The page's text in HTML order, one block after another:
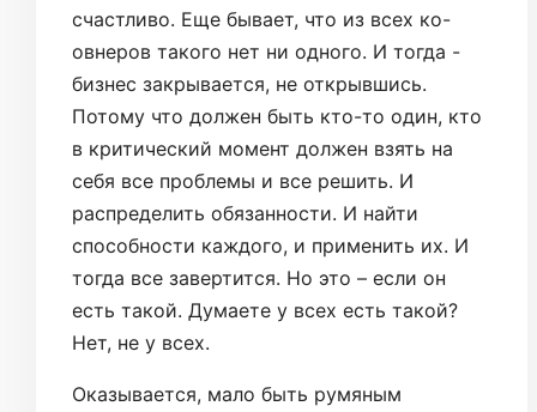
счастливо. Еще бывает, что из всех ко-
овнеров такого нет ни одного. И тогда -
бизнес закрывается, не открывшись.
Потому что должен быть кто-то один, кто
в критический момент должен взять на
себя все проблемы и все решить. И
распределить обязанности. И найти
способности каждого, и применить их. И
тогда все завертится. Но это – если он
есть такой. Думаете у всех есть такой?
Нет, не у всех.
Оказывается, мало быть румяным